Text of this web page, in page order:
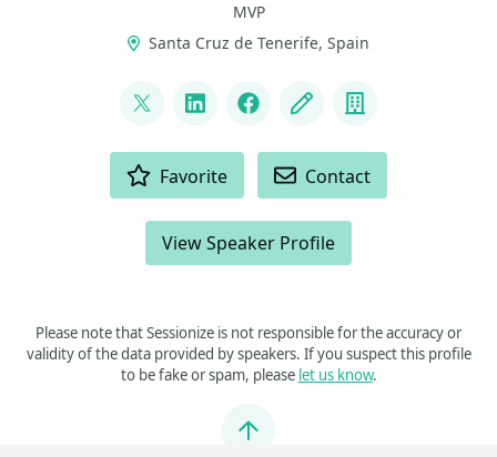
MVP
Santa Cruz de Tenerife, Spain
@davidjrh
LinkedInFacebook
Blog Company
Favorite Contact
View Speaker Profile
Please note that Sessionize is not responsible for the accuracy or
validity of the data provided by speakers. If you suspect this profile
to be fake or spam, please let us know.
Jump to top